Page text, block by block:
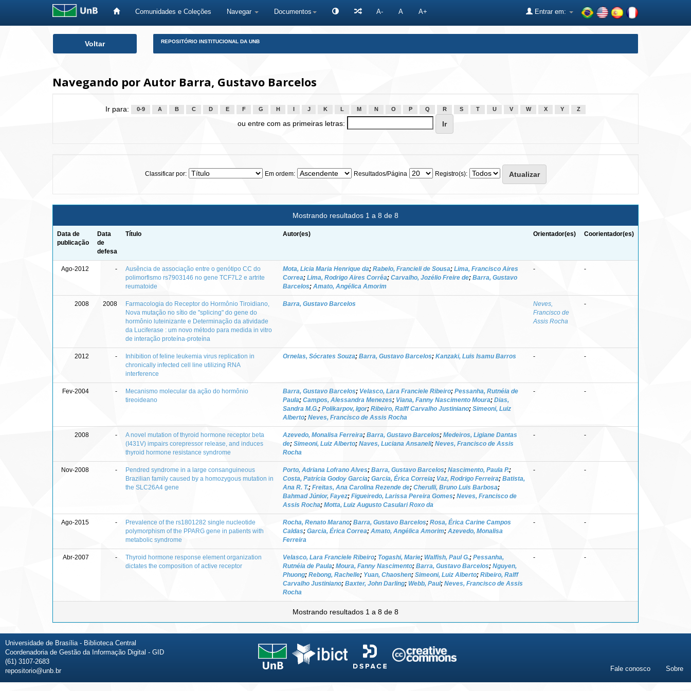
Comunidades e Coleções Navegar Documentos A- A A+ Entrar em:
Voltar REPOSITÓRIO INSTITUCIONAL DA UNB
Navegando por Autor Barra, Gustavo Barcelos
Ir para: 0-9 A B C D E F G H J K L M N O P Q R S T U V W X Y Z
ou entre com as primeiras letras:
Classificar por: Em ordem: Resultados/Página Registro(s):
Mostrando resultados 1 a 8 de 8
Data de
publicação
Data
de
defesa
Título Autor(es) Orientador(es) Coorientador(es)
Ago-2012 -
Ausência de associação entre o genótipo CC do
polimorfismo rs7903146 no gene TCF7L2 e artrite
reumatoide
Mota, Licia Maria Henrique da; Rabelo, Francieli de Sousa; Lima, Francisco Aires
Correa; Lima, Rodrigo Aires Corrêa; Carvalho, Jozélio Freire de; Barra, Gustavo
Barcelos; Amato, Angélica Amorim
- -
2008 2008
Farmacologia do Receptor do Hormônio Tiroidiano,
Nova mutação no sítio de "splicing" do gene do
hormônio luteinizante e Determinação da atividade
da Luciferase : um novo método para medida in vitro
de interação proteína-proteína
Barra, Gustavo Barcelos
Neves,
Francisco de
Assis Rocha
-
2012 -
Inhibition of feline leukemia virus replication in
chronically infected cell line utilizing RNA
interference
Ornelas, Sócrates Souza; Barra, Gustavo Barcelos; Kanzaki, Luis Isamu Barros - -
Fev-2004 -
Mecanismo molecular da ação do hormônio
tireoideano
Barra, Gustavo Barcelos; Velasco, Lara Franciele Ribeiro; Pessanha, Rutnéia de
Paula; Campos, Alessandra Menezes; Viana, Fanny Nascimento Moura; Dias,
Sandra M.G.; Polikarpov, Igor; Ribeiro, Ralff Carvalho Justiniano; Simeoni, Luiz
Alberto; Neves, Francisco de Assis Rocha
- -
2008 -
A novel mutation of thyroid hormone receptor beta
(I431V) impairs corepressor release, and induces
thyroid hormone resistance syndrome
Azevedo, Monalisa Ferreira; Barra, Gustavo Barcelos; Medeiros, Ligiane Dantas
de; Simeoni, Luiz Alberto; Naves, Luciana Ansaneli; Neves, Francisco de Assis
Rocha
- -
Nov-2008 -
Pendred syndrome in a large consanguineous
Brazilian family caused by a homozygous mutation in
the SLC26A4 gene
Porto, Adriana Lofrano Alves; Barra, Gustavo Barcelos; Nascimento, Paula P.;
Costa, Patrícia Godoy Garcia; Garcia, Érica Correia; Vaz, Rodrigo Ferreira; Batista,
Ana R. T.; Freitas, Ana Carolina Rezende de; Cherulli, Bruno Luis Barbosa;
Bahmad Júnior, Fayez; Figueiredo, Larissa Pereira Gomes; Neves, Francisco de
Assis Rocha; Motta, Luiz Augusto Casulari Roxo da
- -
Ago-2015 -
Prevalence of the rs1801282 single nucleotide
polymorphism of the PPARG gene in patients with
metabolic syndrome
Rocha, Renato Marano; Barra, Gustavo Barcelos; Rosa, Érica Carine Campos
Caldas; Garcia, Érica Correa; Amato, Angélica Amorim; Azevedo, Monalisa
Ferreira
- -
Abr-2007 -
Thyroid hormone response element organization
dictates the composition of active receptor
Velasco, Lara Franciele Ribeiro; Togashi, Marie; Walfish, Paul G.; Pessanha,
Rutnéia de Paula; Moura, Fanny Nascimento; Barra, Gustavo Barcelos; Nguyen,
Phuong; Rebong, Rachelle; Yuan, Chaoshen; Simeoni, Luiz Alberto; Ribeiro, Ralff
Carvalho Justiniano; Baxter, John Darling; Webb, Paul; Neves, Francisco de Assis
Rocha
- -
Mostrando resultados 1 a 8 de 8
Universidade de Brasília - Biblioteca Central
Coordenadoria de Gestão da Informação Digital - GID
(61) 3107-2683
repositorio@unb.br
Fale conosco Sobre